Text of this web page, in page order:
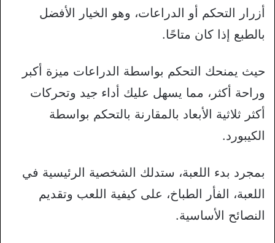
أزرار التحكم أو الدراعات، وهو الخيار الأفضل
بالطبع إذا كان متاحًا.
حيث يمنحك التحكم بواسطة الدراعات ميزة أكبر
وراحة أكثر، مما يسهل عليك أداء جيد وتحركات
أكثر ثلاثية الأبعاد بالمقارنة بالتحكم بواسطة
الكيبورد.
بمجرد بدء اللعبة، ستدلك الشخصية الرئيسية في
اللعبة، الفأر الطباخ، على كيفية اللعب وتقديم
النصائح الأساسية.